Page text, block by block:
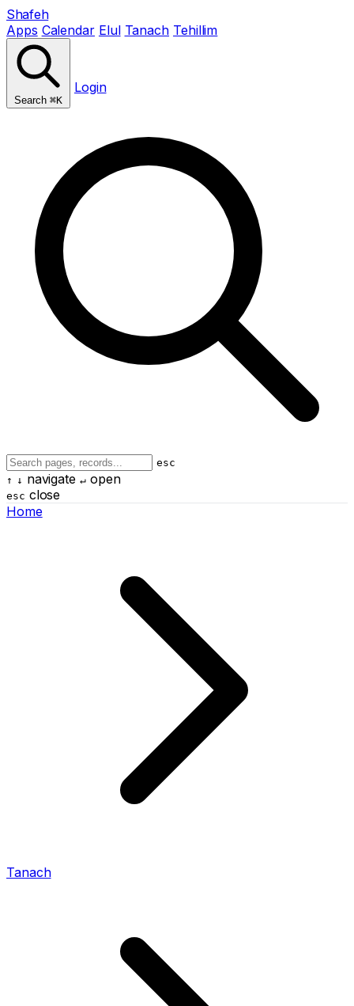
Shafeh
Apps Calendar Elul Tanach Tehillim
Search ⌘K
Login
esc
↑ ↓ navigate ↵open
esc close
Home
Tanach